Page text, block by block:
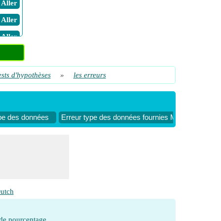
​ Aller
​ Aller
​ Aller
d'hypothèses » les erreurs
des données Erreur type des données fournies Moyenne